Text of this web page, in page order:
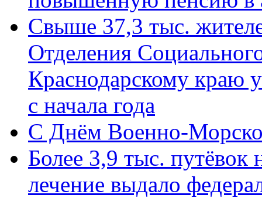
Свыше 37,3 тыс.
Отделения
Краснодарскому краю
с начала года
C Днём Военно-
Более 3,9 тыс. путёвок
лечение выдало